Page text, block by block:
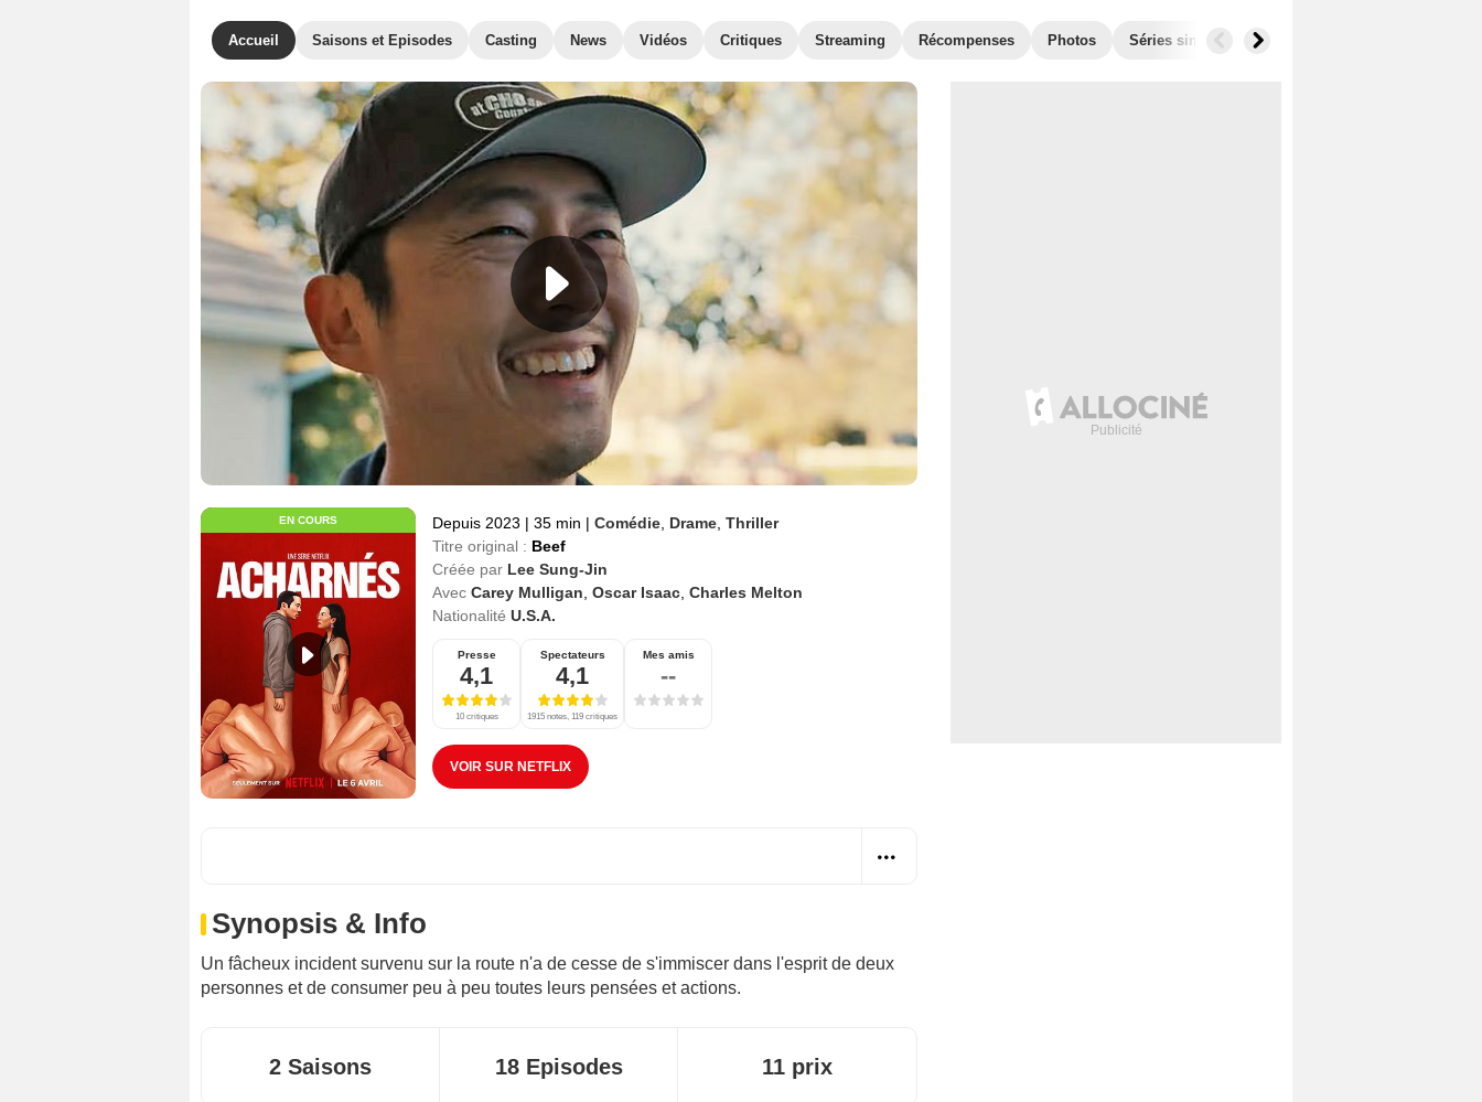
Accueil Saisons et Episodes Casting News Vidéos Critiques Streaming Récompenses Photos Séries similaires
EN COURS Depuis 2023 | 35 min | Comédie Drame Thriller
Titre original : Beef
Créée par Lee Sung-Jin
Avec Carey Mulligan Oscar Isaac Charles Melton
Nationalité U.S.A.
Presse
4,1
10 critiques
Spectateurs
4,1
1915 notes, 119 critiques
Mes amis
--
VOIR SUR NETFLIX
Synopsis & Info
Un fâcheux incident survenu sur la route n'a de cesse de s'immiscer dans l'esprit de deux
personnes et de consumer peu à peu toutes leurs pensées et actions.
2 Saisons 18 Episodes 11 prix